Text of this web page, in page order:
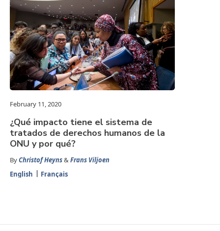
February 11, 2020
¿Qué impacto tiene el sistema de
tratados de derechos humanos de la
ONU y por qué?
ByChristof Heyns& Frans Viljoen
English
Français